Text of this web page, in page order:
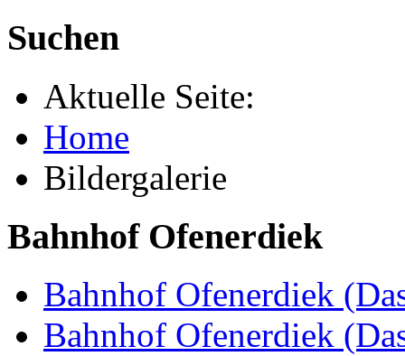
Suchen
Aktuelle Seite:
Home
Bildergalerie
Bahnhof Ofenerdiek
Bahnhof Ofenerdiek
Bahnhof Ofenerdiek